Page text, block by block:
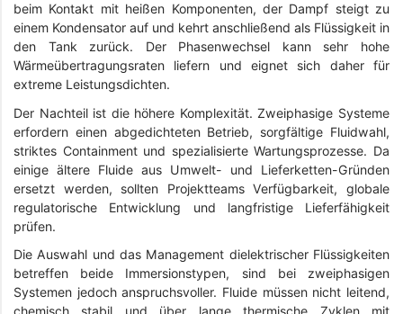
beim Kontakt mit heißen Komponenten, der Dampf steigt zu
einem Kondensator auf und kehrt anschließend als Flüssigkeit in
den Tank zurück. Der Phasenwechsel kann sehr hohe
Wärmeübertragungsraten liefern und eignet sich daher für
extreme Leistungsdichten.
Der Nachteil ist die höhere Komplexität. Zweiphasige Systeme
erfordern einen abgedichteten Betrieb, sorgfältige Fluidwahl,
striktes Containment und spezialisierte Wartungsprozesse. Da
einige ältere Fluide aus Umwelt- und Lieferketten-Gründen
ersetzt werden, sollten Projektteams Verfügbarkeit, globale
regulatorische Entwicklung und langfristige Lieferfähigkeit
prüfen.
Die Auswahl und das Management dielektrischer Flüssigkeiten
betreffen beide Immersionstypen, sind bei zweiphasigen
Systemen jedoch anspruchsvoller. Fluide müssen nicht leitend,